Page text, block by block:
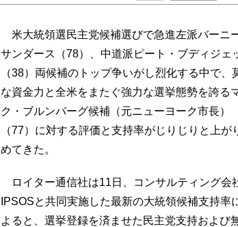
米大統領選民主党候補選びで急進左派バーニ
サンダース（78）、中道派ピート・ブディジェ
（38）両候補のトップ争いがし烈化する中で、
な資金力と全米をまたぐ強力な選挙態勢を誇る
ク・ブルンバーグ候補（元ニューヨーク市長）
（77）に対する評価と支持率がじりじりと上が
めてきた。
ロイター通信社は11日、コンサルティング会
IPSOSと共同実施した最新の大統領候補支持
よると、選挙登録を済ませた民主党支持および